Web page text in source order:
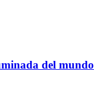
del mundo